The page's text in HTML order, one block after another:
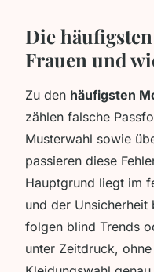
Die
Frauen und
Zu den häufigsten
zählen falsche
Musterwahl sowie
passieren diese
Hauptgrund liegt im
und der Unsicherheit
folgen blind Trends
unter Zeitdruck,